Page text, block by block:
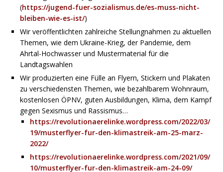
(https://jugend-fuer-sozialismus.de/es-muss-nicht-
bleiben-wie-es-ist/)
Wir veröffentlichten zahlreiche Stellungnahmen zu aktuellen
Themen, wie dem Ukraine-Krieg, der Pandemie, dem
Ahrtal-Hochwasser und Mustermaterial für die
Landtagswahlen
Wir produzierten eine Fülle an Flyern, Stickern und Plakaten
zu verschiedensten Themen, wie bezahlbarem Wohnraum,
kostenlosen ÖPNV, guten Ausbildungen, Klima, dem Kampf
gegen Sexismus und Rassismus…
https://revolutionaerelinke.wordpress.com/2022/03/
19/musterflyer-fur-den-klimastreik-am-25-marz-
2022/
https://revolutionaerelinke.wordpress.com/2021/09/
10/musterflyer-fur-den-klimastreik-am-24-09/